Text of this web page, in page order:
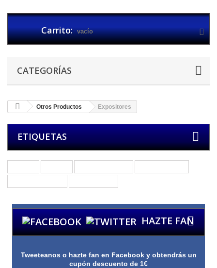
Carrito: vacío
CATEGORÍAS
Otros Productos Expositores
ETIQUETAS
HAZTE FAN
Tweeteanos o hazte fan en Facebook y obtendrás un
cupón descuento de 1€